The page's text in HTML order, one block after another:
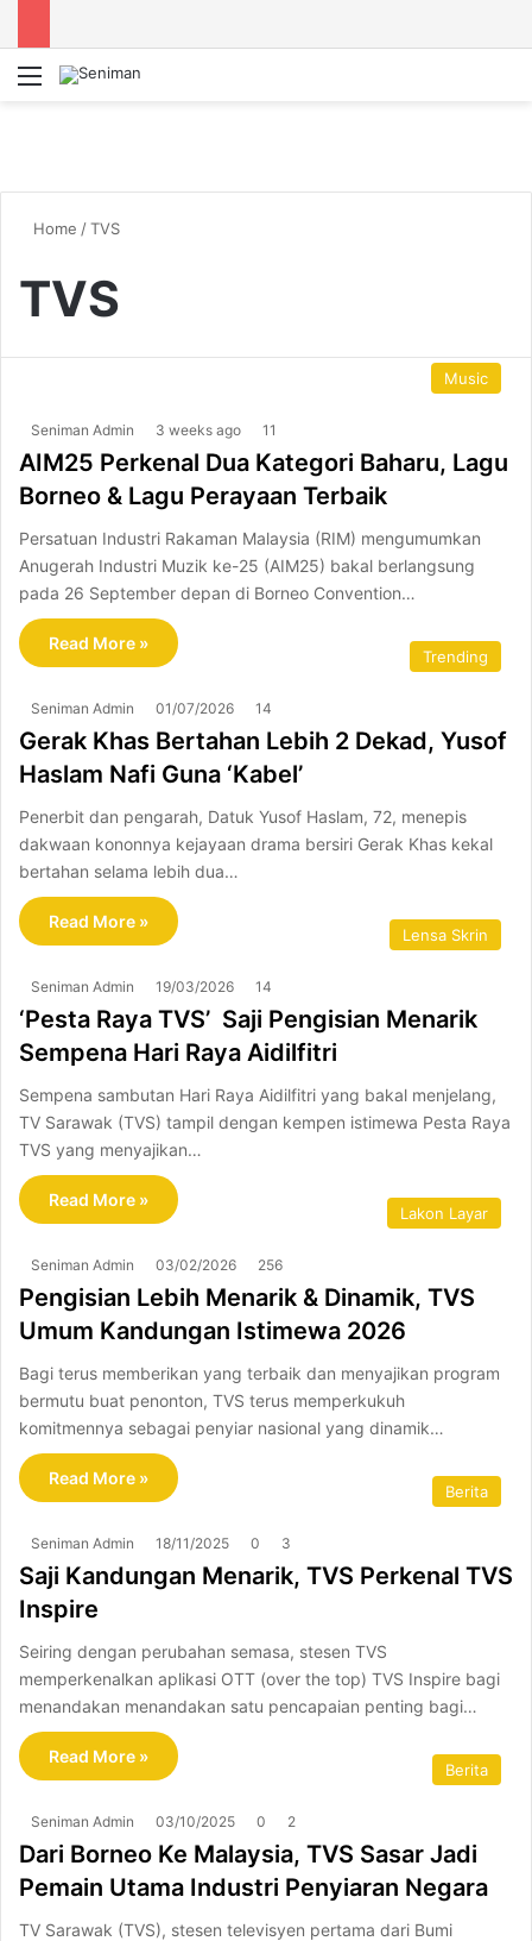
Menu
Home /TVS
TVS
Music
Seniman Admin 3 weeks ago 11
AIM25 Perkenal Dua Kategori Baharu, Lagu
Borneo & Lagu Perayaan Terbaik
Persatuan Industri Rakaman Malaysia (RIM) mengumumkan
Anugerah Industri Muzik ke-25 (AIM25) bakal berlangsung
pada 26 September depan di Borneo Convention…
Read More »
Trending
Seniman Admin 01/07/2026 14
Gerak Khas Bertahan Lebih 2 Dekad, Yusof
Haslam Nafi Guna ‘Kabel’
Penerbit dan pengarah, Datuk Yusof Haslam, 72, menepis
dakwaan kononnya kejayaan drama bersiri Gerak Khas kekal
bertahan selama lebih dua…
Read More »
Lensa Skrin
Seniman Admin 19/03/2026 14
‘Pesta Raya TVS’ Saji Pengisian Menarik
Sempena Hari Raya Aidilfitri
Sempena sambutan Hari Raya Aidilfitri yang bakal menjelang,
TV Sarawak (TVS) tampil dengan kempen istimewa Pesta Raya
TVS yang menyajikan…
Read More »
Lakon Layar
Seniman Admin 03/02/2026 256
Pengisian Lebih Menarik & Dinamik, TVS
Umum Kandungan Istimewa 2026
Bagi terus memberikan yang terbaik dan menyajikan program
bermutu buat penonton, TVS terus memperkukuh
komitmennya sebagai penyiar nasional yang dinamik…
Read More »
Berita
Seniman Admin 18/11/2025 0 3
Saji Kandungan Menarik, TVS Perkenal TVS
Inspire
Seiring dengan perubahan semasa, stesen TVS
memperkenalkan aplikasi OTT (over the top) TVS Inspire bagi
menandakan menandakan satu pencapaian penting bagi…
Read More »
Berita
Seniman Admin 03/10/2025 0 2
Dari Borneo Ke Malaysia, TVS Sasar Jadi
Pemain Utama Industri Penyiaran Negara
TV Sarawak (TVS), stesen televisyen pertama dari Bumi